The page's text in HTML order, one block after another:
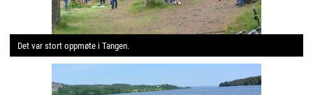
Det var stort oppmøte i Tangen.